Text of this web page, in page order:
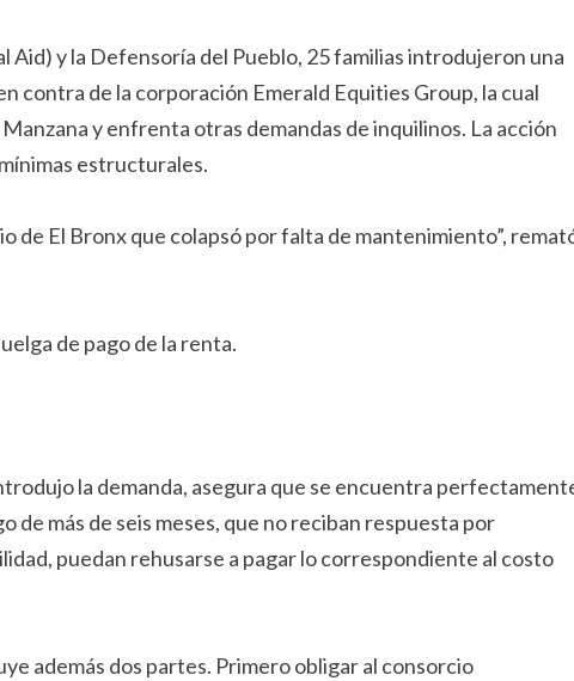
Aid) y la Defensoría del Pueblo, 25 familias introdujeron una
contra de la corporación Emerald Equities Group, la cual
y enfrenta otras demandas de inquilinos. La acción
estructurales.
de El Bronx que colapsó por falta de mantenimiento”,
de pago de la renta.
la demanda, asegura que se encuentra
de más de seis meses, que no reciban respuesta por
puedan rehusarse a pagar lo correspondiente al costo
además dos partes. Primero obligar al consorcio